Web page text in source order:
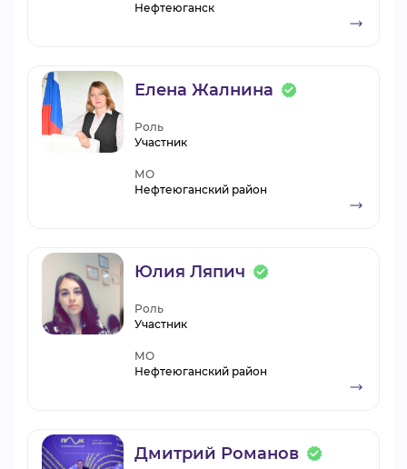
Нефтеюганск
Елена Жалнина
Роль
Участник
МО
Нефтеюганский район
Юлия Ляпич
Роль
Участник
МО
Нефтеюганский район
Дмитрий Романов